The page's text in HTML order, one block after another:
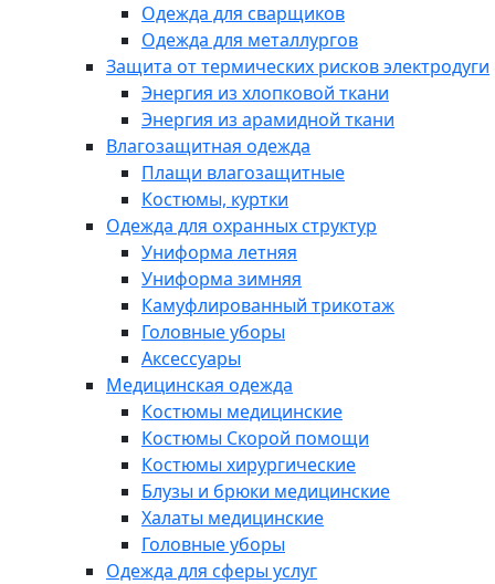
Одежда для сварщиков
Одежда для металлургов
Защита от термических рисков электродуги
Энергия из хлопковой ткани
Энергия из арамидной ткани
Влагозащитная одежда
Плащи влагозащитные
Костюмы, куртки
Одежда для охранных структур
Униформа летняя
Униформа зимняя
Камуфлированный трикотаж
Головные уборы
Аксессуары
Медицинская одежда
Костюмы медицинские
Костюмы Скорой помощи
Костюмы хирургические
Блузы и брюки медицинские
Халаты медицинские
Головные уборы
Одежда для сферы услуг